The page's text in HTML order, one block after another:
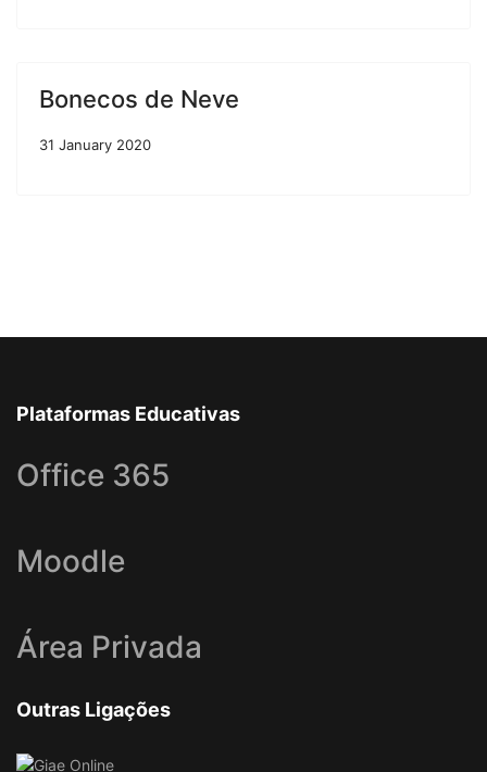
Bonecos de Neve
31 January 2020
Plataformas Educativas
Office 365
Moodle
Área Privada
Outras Ligações